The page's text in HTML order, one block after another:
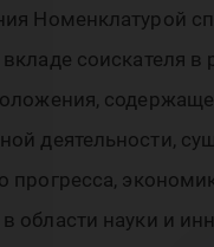
Номенклатурой
соискателя в
деятельности,
прогресса,
области науки и